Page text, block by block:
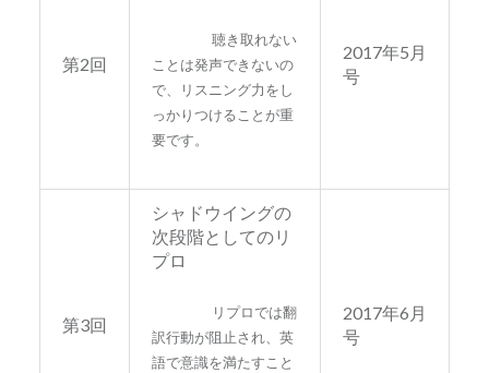
第2回
聴き取れない
ことは発声できないの
で、リスニング力をし
っかりつけることが重
要です。
2017年5月
号
第3回
シャドウイングの
次段階としてのリ
プロ
リプロでは翻
訳行動が阻止され、英
語で意識を満たすこと
2017年6月
号